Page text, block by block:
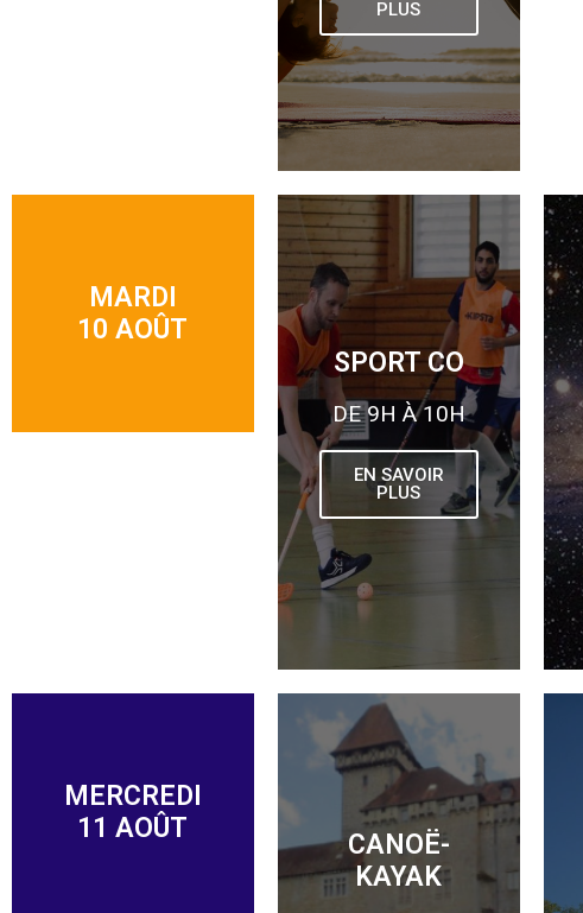
PLUS
MARDI
10 AOÛT
SPORT CO
DE 9H À 10H
EN SAVOIR
PLUS
MERCREDI
11 AOÛT
CANOË-
KAYAK